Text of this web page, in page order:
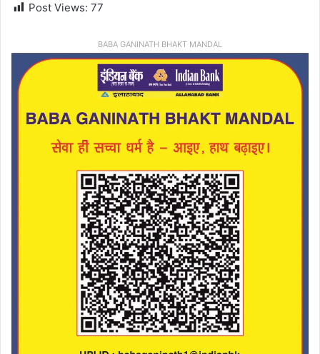
Post Views: 77
BABA GANINATH BHAKT MANDAL